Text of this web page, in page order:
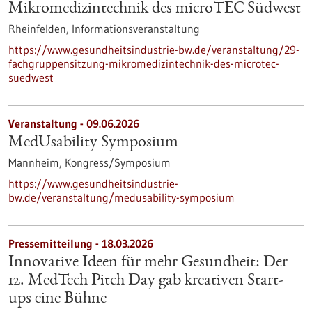
Mikromedizintechnik des microTEC Südwest
Rheinfelden, Informationsveranstaltung
https://www.gesundheitsindustrie-bw.de/veranstaltung/29-
fachgruppensitzung-mikromedizintechnik-des-microtec-
suedwest
Veranstaltung - 09.06.2026
MedUsability Symposium
Mannheim, Kongress/Symposium
https://www.gesundheitsindustrie-
bw.de/veranstaltung/medusability-symposium
Pressemitteilung - 18.03.2026
Innovative Ideen für mehr Gesundheit: Der
12. MedTech Pitch Day gab kreativen Start-
ups eine Bühne